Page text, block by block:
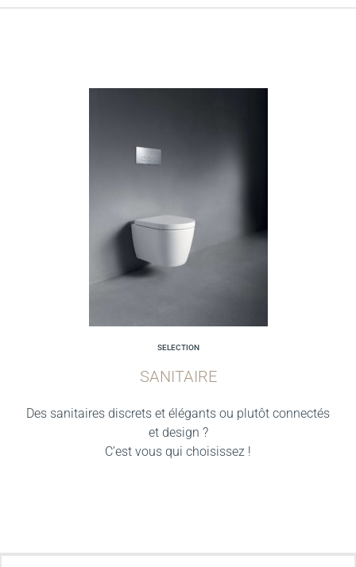
SELECTION
SANITAIRE
Des sanitaires discrets et élégants ou plutôt connectés
et design ?
C’est vous qui choisissez !